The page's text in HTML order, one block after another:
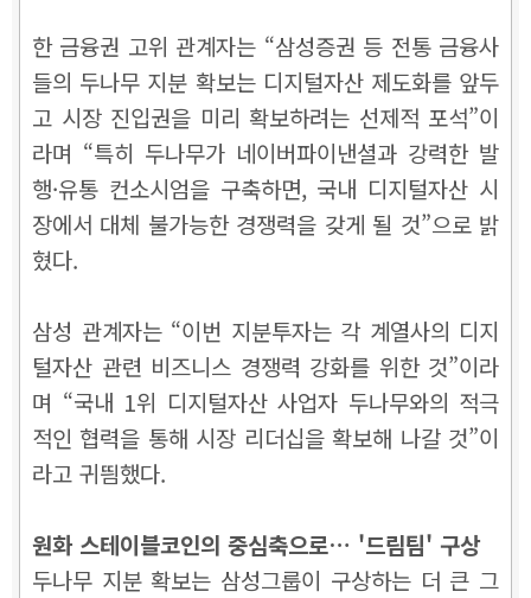
한 금융권 고위 관계자는 “삼성증권 등 전통 금융사
들의 두나무 지분 확보는 디지털자산 제도화를 앞두
고 시장 진입권을 미리 확보하려는 선제적 포석”이
라며 “특히 두나무가 네이버파이낸셜과 강력한 발
행·유통 컨소시엄을 구축하면, 국내 디지털자산 시
장에서 대체 불가능한 경쟁력을 갖게 될 것”으로 밝
혔다.
삼성 관계자는 “이번 지분투자는 각 계열사의 디지
털자산 관련 비즈니스 경쟁력 강화를 위한 것”이라
며 “국내 1위 디지털자산 사업자 두나무와의 적극
적인 협력을 통해 시장 리더십을 확보해 나갈 것”이
라고 귀띔했다.
원화 스테이블코인의 중심축으로… '드림팀' 구상
두나무 지분 확보는 삼성그룹이 구상하는 더 큰 그